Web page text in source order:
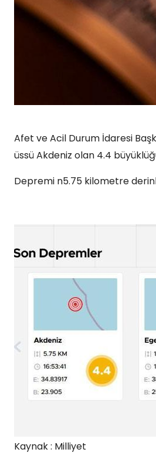
Afet ve Acil Durum İdaresi
üssü Akdeniz olan 4.4
Depremi n5.75 kilometre
Kaynak : Milliyet